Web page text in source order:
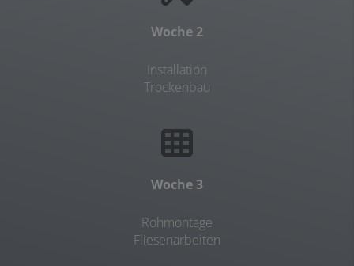
Woche 2
Installation
Trockenbau
Woche 3
Rohmontage
Fliesenarbeiten